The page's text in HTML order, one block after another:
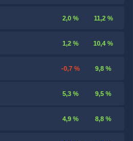
2,0 % 11,2 %
1,2 % 10,4 %
-0,7 % 9,8 %
5,3 % 9,5 %
4,9 % 8,8 %